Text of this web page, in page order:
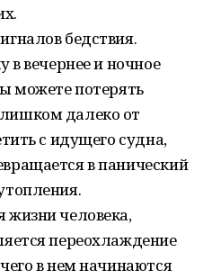
бедствия.
в вечернее и ночное
можете потерять
далеко от
с идущего судна,
в панический
жизни человека,
переохлаждение
в нем начинаются